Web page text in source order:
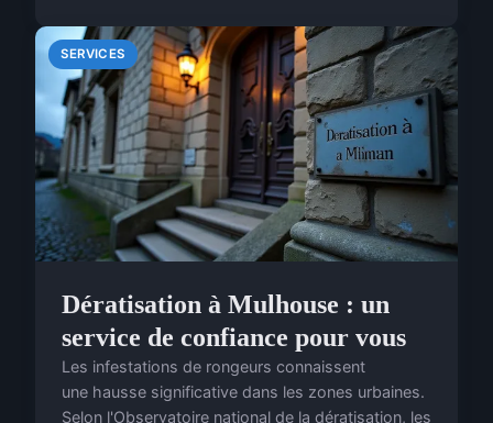
SERVICES
Dératisation à Mulhouse : un
service de confiance pour vous
Les infestations de rongeurs connaissent
une hausse significative dans les zones urbaines.
Selon l'Observatoire national de la dératisation, les